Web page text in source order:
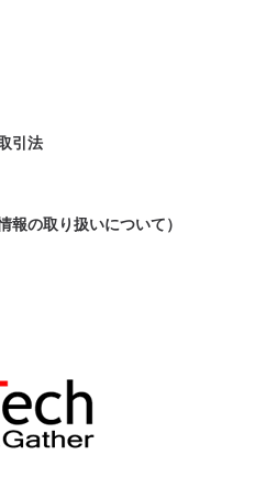
引法
報の取り扱いについて）